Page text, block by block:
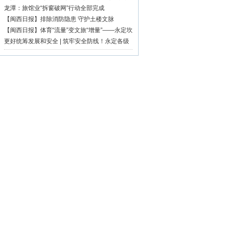
篇章
龙潭：旅馆业“拆窗破网”行动全部完成
【闽西日报】排除消防隐患 守护土楼文脉
【闽西日报】体育“流量”变文旅“增量”——永定坎
市深耕“村BA”品牌激活乡村振兴活力
更好统筹发展和安全 | 筑牢安全防线！永定各级